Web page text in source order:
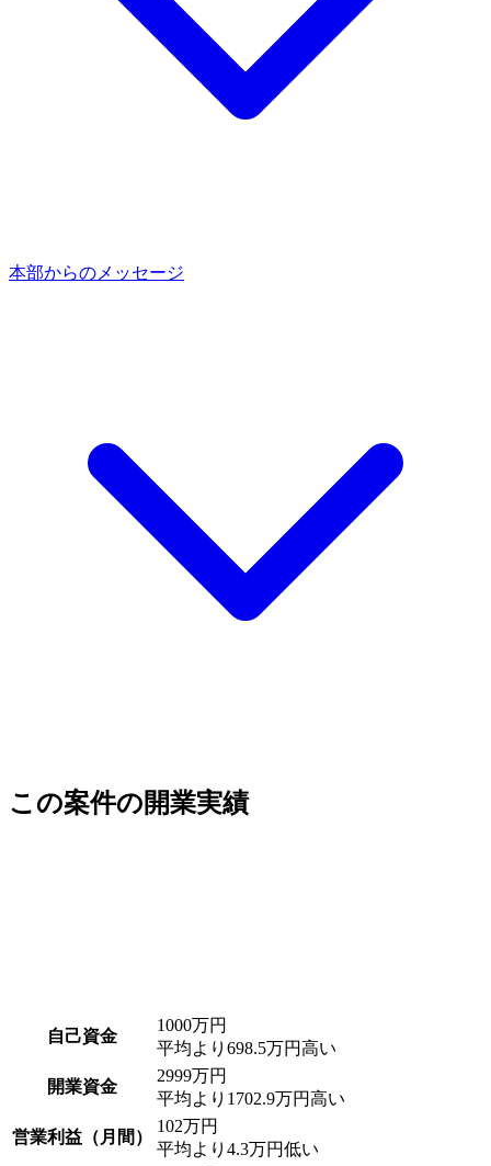
本部からのメッセージ
この案件の開業実績
自己資金
1000万円
平均より 698.5万円高い
開業資金
2999万円
平均より 1702.9万円高い
営業利益（月間）
102万円
平均より 4.3万円低い